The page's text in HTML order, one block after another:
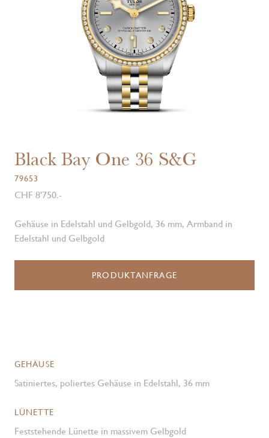
Black Bay One 36 S&G
79653
CHF 8'750.-
Gehäuse in Edelstahl und Gelbgold, 36 mm, Armband in
Edelstahl und Gelbgold
PRODUKTANFRAGE
GEHÄUSE
Satiniertes, poliertes Gehäuse in Edelstahl, 36 mm
LÜNETTE
Feststehende Lünette in massivem Gelbgold